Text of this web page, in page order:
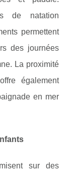
de natation
permettent
des journées
La proximité
également
en mer
sur des